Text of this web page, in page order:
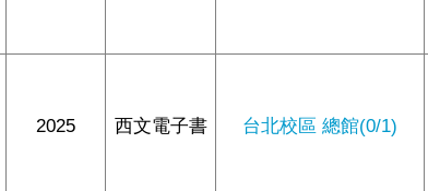
2025 西文電子書 台北校區 總館(0/1)